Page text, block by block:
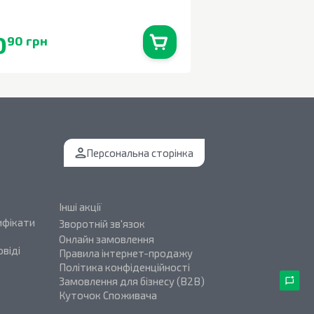
90 грн
Персональна сторінка
Інші акції
Зворотній зв'язок
Онлайн замовлення
Правила інтернет-продажу
Політика конфіденційності
Замовлення для бізнесу (B2B)
Куточок Споживача